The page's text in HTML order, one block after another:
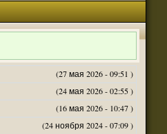
(27 мая 2026 - 09:51 )
(24 мая 2026 - 02:55 )
(16 мая 2026 - 10:47 )
(24 ноября 2024 - 07:09 )